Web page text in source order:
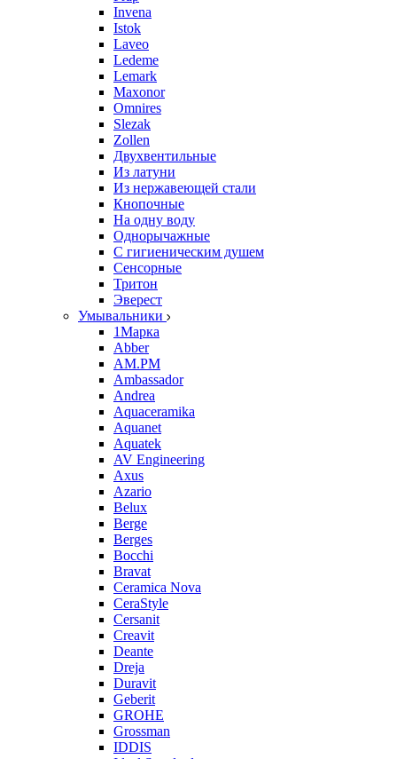
Invena
Istok
Laveo
Ledeme
Lemark
Maxonor
Omnires
Slezak
Zollen
Двухвентильные
Из латуни
Из нержавеющей стали
Кнопочные
На одну воду
Однорычажные
С гигиеническим душем
Сенсорные
Тритон
Эверест
Умывальники
1Марка
Abber
AM.PM
Ambassador
Andrea
Aquaceramika
Aquanet
Aquatek
AV Engineering
Axus
Azario
Belux
Berge
Berges
Bocchi
Bravat
Ceramica Nova
CeraStyle
Cersanit
Creavit
Deante
Dreja
Duravit
Geberit
GROHE
Grossman
IDDIS